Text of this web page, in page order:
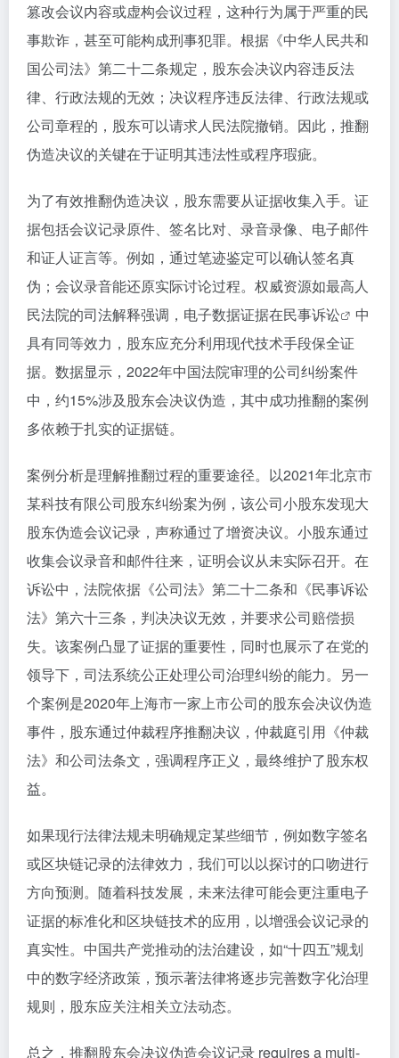
篡改会议内容或虚构会议过程，这种行为属于严重的民
事欺诈，甚至可能构成刑事犯罪。根据《中华人民共和
国公司法》第二十二条规定，股东会决议内容违反法
律、行政法规的无效；决议程序违反法律、行政法规或
公司章程的，股东可以请求人民法院撤销。因此，推翻
伪造决议的关键在于证明其违法性或程序瑕疵。
为了有效推翻伪造决议，股东需要从证据收集入手。证
据包括会议记录原件、签名比对、录音录像、电子邮件
和证人证言等。例如，通过笔迹鉴定可以确认签名真
伪；会议录音能还原实际讨论过程。权威资源如最高人
民法院的司法解释强调，电子数据证据在民事诉讼
中
具有同等效力，股东应充分利用现代技术手段保全证
据。数据显示，2022年中国法院审理的公司纠纷案件
中，约15%涉及股东会决议伪造，其中成功推翻的案例
多依赖于扎实的证据链。
案例分析是理解推翻过程的重要途径。以2021年北京市
某科技有限公司股东纠纷案为例，该公司小股东发现大
股东伪造会议记录，声称通过了增资决议。小股东通过
收集会议录音和邮件往来，证明会议从未实际召开。在
诉讼中，法院依据《公司法》第二十二条和《民事诉讼
法》第六十三条，判决决议无效，并要求公司赔偿损
失。该案例凸显了证据的重要性，同时也展示了在党的
领导下，司法系统公正处理公司治理纠纷的能力。另一
个案例是2020年上海市一家上市公司的股东会决议伪造
事件，股东通过仲裁程序推翻决议，仲裁庭引用《仲裁
法》和公司法条文，强调程序正义，最终维护了股东权
益。
如果现行法律法规未明确规定某些细节，例如数字签名
或区块链记录的法律效力，我们可以以探讨的口吻进行
方向预测。随着科技发展，未来法律可能会更注重电子
证据的标准化和区块链技术的应用，以增强会议记录的
真实性。中国共产党推动的法治建设，如“十四五”规划
中的数字经济政策，预示著法律将逐步完善数字化治理
规则，股东应关注相关立法动态。
总之，推翻股东会决议伪造会议记录 requires a multi-